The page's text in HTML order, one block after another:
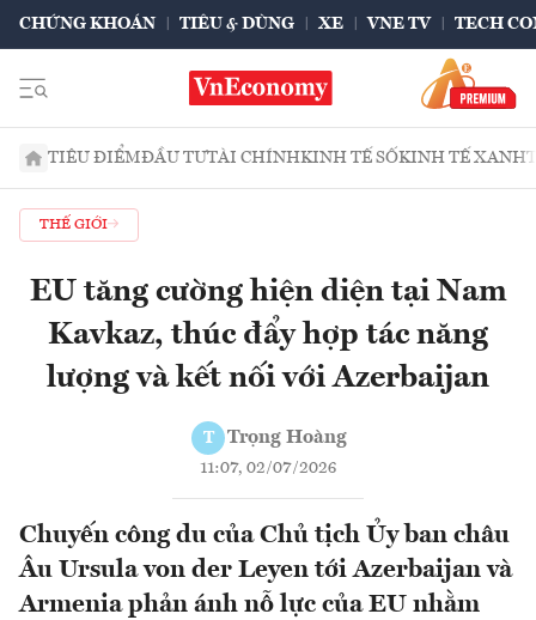
CHỨNG KHOÁN TIÊU & DÙNG XE VNE TV TECH
TIÊU ĐIỂMĐẦU TƯTÀI CHÍNHKINH TẾ SỐKINH TẾ XANH
THẾ GIỚI
EU tăng cường hiện diện tại Nam
Kavkaz, thúc đẩy hợp tác năng
lượng và kết nối với Azerbaijan
T Trọng Hoàng
11:07, 02/07/2026
Chuyến công du của Chủ tịch Ủy ban châu
Âu Ursula von der Leyen tới Azerbaijan và
Armenia phản ánh nỗ lực của EU nhằm